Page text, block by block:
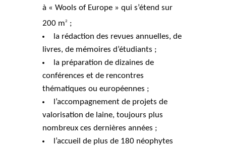
à « Wools of Europe » qui s’étend sur
200 m2
;
la rédaction des revues annuelles, de
livres, de mémoires d’étudiants ;
la préparation de dizaines de
conférences et de rencontres
thématiques ou européennes ;
l’accompagnement de projets de
valorisation de laine, toujours plus
nombreux ces dernières années ;
l’accueil de plus de 180 néophytes